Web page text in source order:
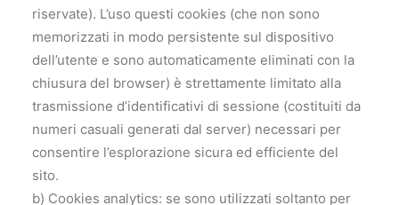
riservate). L’uso questi cookies (che non sono
memorizzati in modo persistente sul dispositivo
dell’utente e sono automaticamente eliminati con la
chiusura del browser) è strettamente limitato alla
trasmissione d’identificativi di sessione (costituiti da
numeri casuali generati dal server) necessari per
consentire l’esplorazione sicura ed efficiente del
sito.
b) Cookies analytics: se sono utilizzati soltanto per